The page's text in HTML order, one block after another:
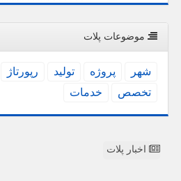
موضوعات پلات
شهر پروژه تولید رپورتاژ
تخصص
خدمات
اخبار پلات